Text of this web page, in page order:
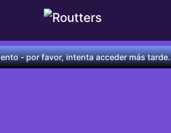
- por favor, intenta acceder más tarde.